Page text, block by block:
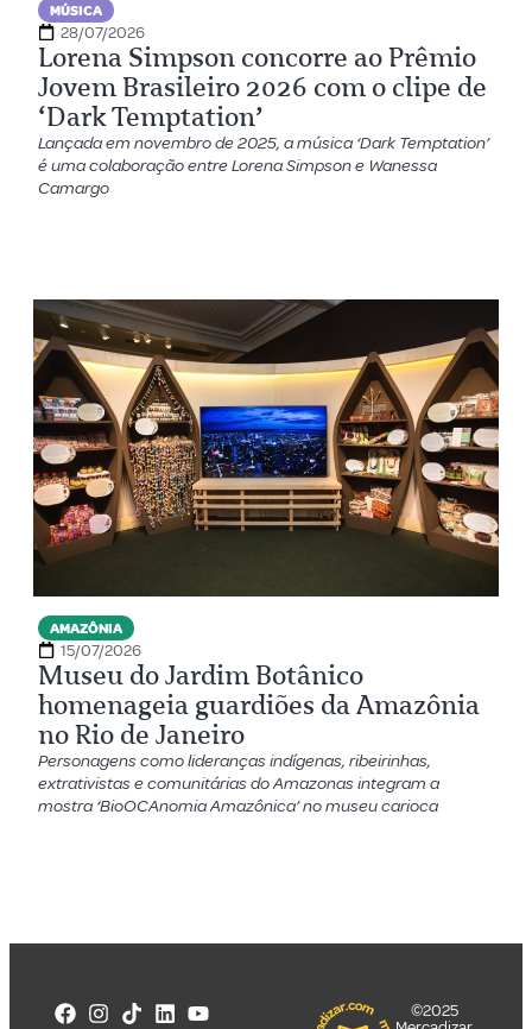
MÚSICA
28/07/2026
Lorena Simpson concorre ao Prêmio
Jovem Brasileiro 2026 com o clipe de
‘Dark Temptation’
Lançada em novembro de 2025, a música ‘Dark Temptation’
é uma colaboração entre Lorena Simpson e Wanessa
Camargo
AMAZÔNIA
15/07/2026
Museu do Jardim Botânico
homenageia guardiões da Amazônia
no Rio de Janeiro
Personagens como lideranças indígenas, ribeirinhas,
extrativistas e comunitárias do Amazonas integram a
mostra ‘BioOCAnomia Amazônica’ no museu carioca
©2025